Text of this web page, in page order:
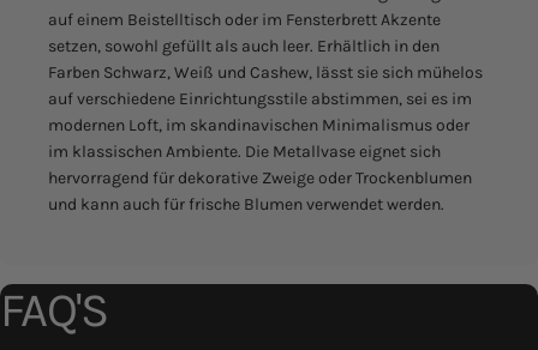
auf einem Beistelltisch oder im Fensterbrett Akzente
setzen, sowohl gefüllt als auch leer. Erhältlich in den
Farben Schwarz, Weiß und Cashew, lässt sie sich mühelos
auf verschiedene Einrichtungsstile abstimmen, sei es im
modernen Loft, im skandinavischen Minimalismus oder
im klassischen Ambiente. Die Metallvase eignet sich
hervorragend für dekorative Zweige oder Trockenblumen
und kann auch für frische Blumen verwendet werden.
FAQ'S